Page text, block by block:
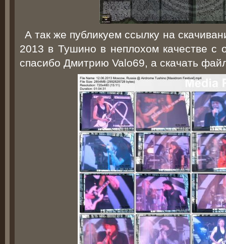
А так же публикуем ссылку на
2013 в Тушино в неплохом качестве с
спасибо Дмитрию Valo69, а скачать